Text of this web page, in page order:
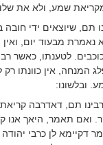
שמע, ולא את
תם, שיוצאים ידי חובה
מבעוד יום, ואין
לטענתו, כאשר רבי
אין כוונתו רק
תם, דאדרבה קריאת
ואם תאמר, היאך אנו
דקיימא לן כרבי